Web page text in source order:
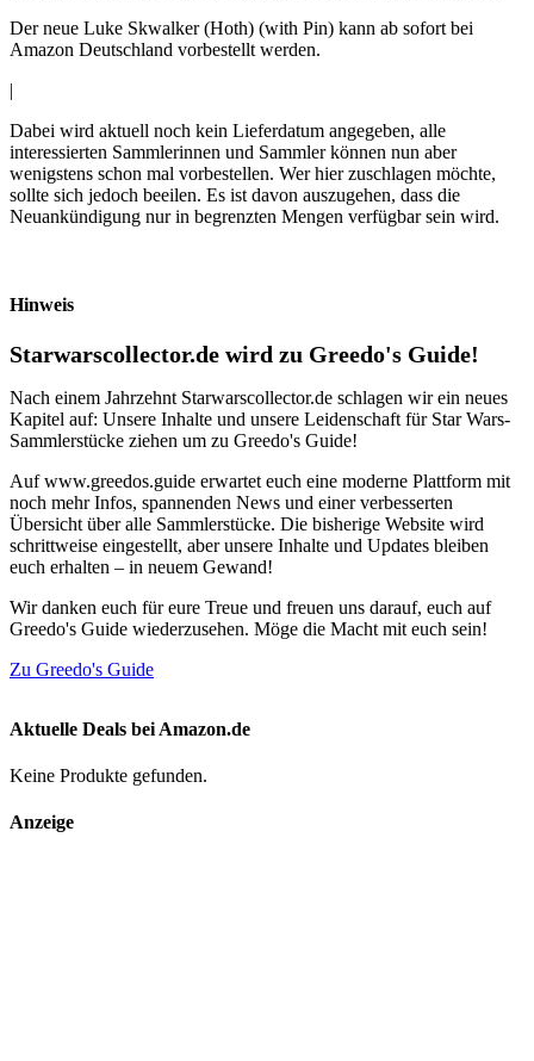
Der neue Luke Skwalker (Hoth) (with Pin) kann ab sofort bei
Amazon Deutschland vorbestellt werden.
|
Dabei wird aktuell noch kein Lieferdatum angegeben, alle
interessierten Sammlerinnen und Sammler können nun aber
wenigstens schon mal vorbestellen. Wer hier zuschlagen möchte,
sollte sich jedoch beeilen. Es ist davon auszugehen, dass die
Neuankündigung nur in begrenzten Mengen verfügbar sein wird.
Hinweis
Starwarscollector.de wird zu Greedo's Guide!
Nach einem Jahrzehnt Starwarscollector.de schlagen wir ein neues
Kapitel auf: Unsere Inhalte und unsere Leidenschaft für Star Wars-
Sammlerstücke ziehen um zu Greedo's Guide!
Auf www.greedos.guide erwartet euch eine moderne Plattform mit
noch mehr Infos, spannenden News und einer verbesserten
Übersicht über alle Sammlerstücke. Die bisherige Website wird
schrittweise eingestellt, aber unsere Inhalte und Updates bleiben
euch erhalten – in neuem Gewand!
Wir danken euch für eure Treue und freuen uns darauf, euch auf
Greedo's Guide wiederzusehen. Möge die Macht mit euch sein!
Zu Greedo's Guide
Aktuelle Deals bei Amazon.de
Keine Produkte gefunden.
Anzeige